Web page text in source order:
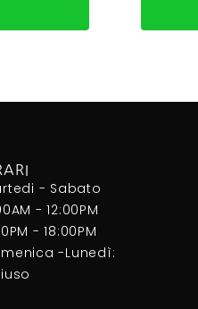
- Sabato
- 12:00PM
- 18:00PM
-Lunedì: